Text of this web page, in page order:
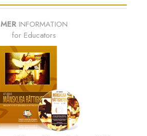
MER INFORMATION
for Educators